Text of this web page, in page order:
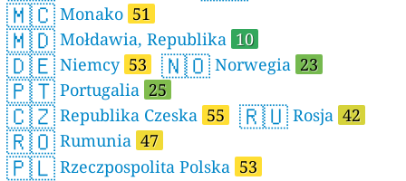
🇲🇨 Monako 51
🇲🇩 Mołdawia, Republika 10
🇩🇪 Niemcy 53 🇳🇴 Norwegia 23
🇵🇹 Portugalia 25
🇨🇿 Republika Czeska 55 🇷🇺 Rosja 42
🇷🇴 Rumunia 47
🇵🇱 Rzeczpospolita Polska 53